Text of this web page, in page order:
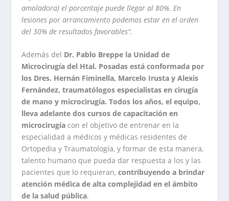
amoladora) el porcentaje puede llegar al 80%. En
lesiones por arrancamiento podemos estar en el orden
del 30% de resultados favorables“.
Además del Dr. Pablo Breppe la Unidad de
Microcirugía del Htal. Posadas está conformada por
los Dres. Hernán Fiminella, Marcelo Irusta y Alexis
Fernández, traumatólogos especialistas en cirugía
de mano y microcirugía. Todos los años, el equipo,
lleva adelante dos cursos de capacitación en
microcirugía con el objetivo de entrenar en la
especialidad a médicos y médicas residentes de
Ortopedia y Traumatología, y formar de esta manera,
talento humano que pueda dar respuesta a los y las
pacientes que lo requieran,contribuyendo a brindar
atención médica de alta complejidad en el ámbito
de la salud pública.